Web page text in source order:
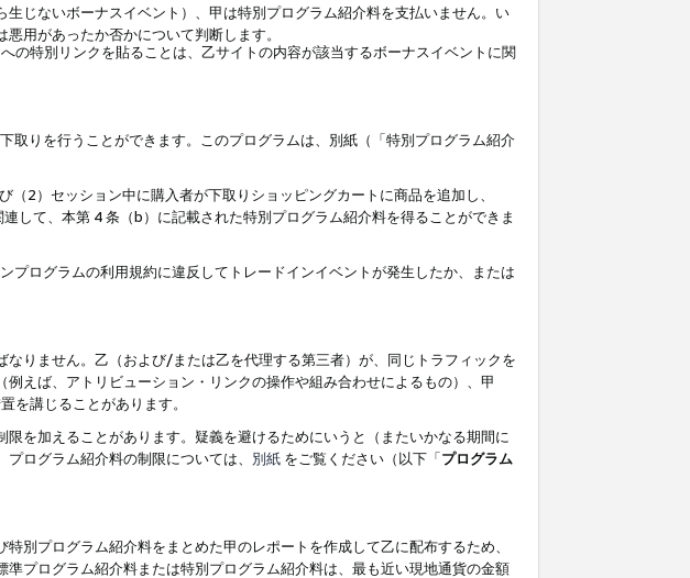
じないボーナスイベント）、甲は特別プログラム紹介料を支払いません。い
用があったか否かについて判断します。
の特別リンクを貼ることは、乙サイトの内容が該当するボーナスイベントに関
りを行うことができます。このプログラムは、別紙（「特別プログラム紹介
2）セッション中に購入者が下取りショッピングカートに商品を追加し、
して、本第 4 条（b）に記載された特別プログラム紹介料を得ることができま
ログラムの利用規約に違反してトレードインイベントが発生したか、または
りません。乙（および/または乙を代理する第三者）が、同じトラフィックを
えば、アトリビューション・リンクの操作や組み合わせによるもの）、甲
を講じることがあります。
を加えることがあります。疑義を避けるためにいうと（またいかなる期間に
ログラム紹介料の制限については、 別紙 をご覧ください（以下「プログラム
別プログラム紹介料をまとめた甲のレポートを作成して乙に配布するため、
プログラム紹介料または特別プログラム紹介料は、最も近い現地通貨の金額